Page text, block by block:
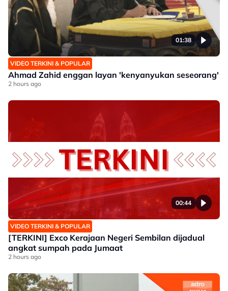
01:38
VIDEO TERKINI & POPULAR
Ahmad Zahid enggan layan 'kenyanyukan seseorang'
2 hours ago
00:44
VIDEO TERKINI & POPULAR
[TERKINI] Exco Kerajaan Negeri Sembilan dijadual
angkat sumpah pada Jumaat
2 hours ago